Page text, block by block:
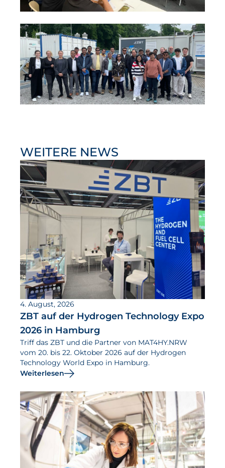
WEITERE NEWS
4. August, 2026
ZBT auf der Hydrogen Technology Expo
2026 in Hamburg
Triff das ZBT und die Partner von MAT4HY.NRW
vom 20. bis 22. Oktober 2026 auf der Hydrogen
Technology World Expo in Hamburg.
Weiterlesen